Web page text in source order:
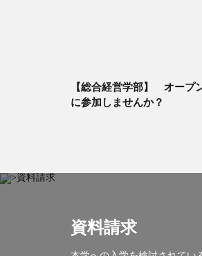
【総合経営学部】 オープ
に参加しませんか？
資料請求